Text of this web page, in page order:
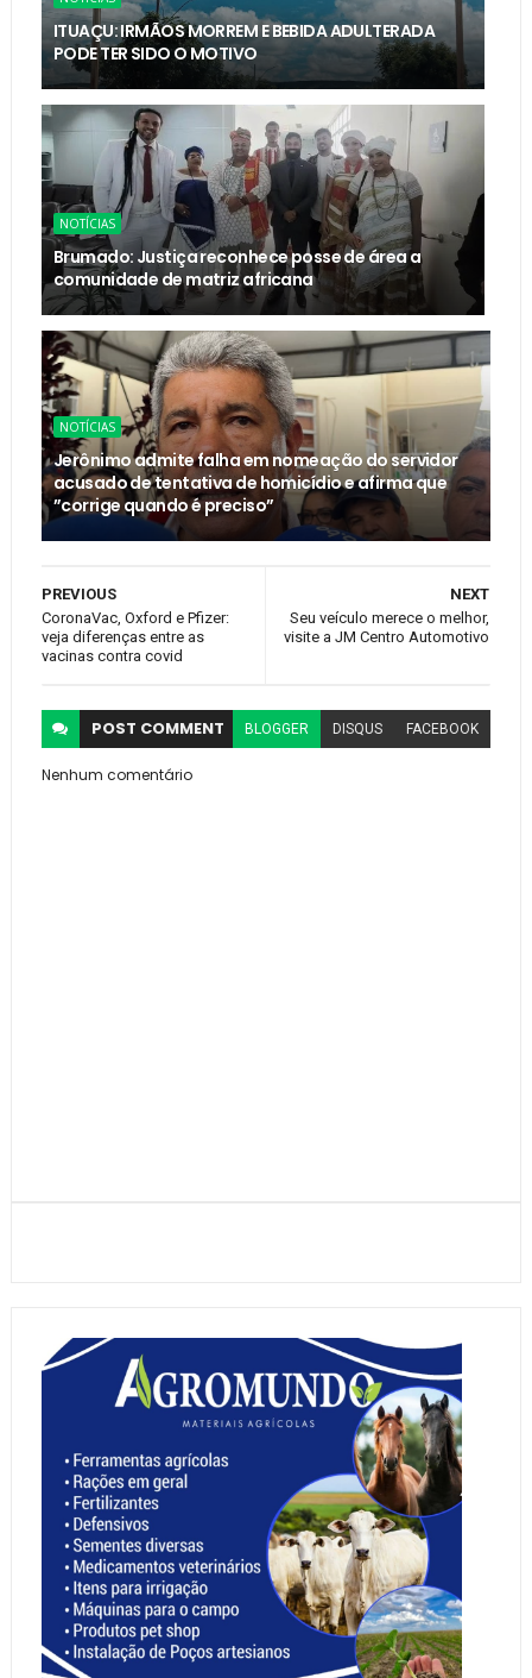
ITUAÇU: IRMÃOS MORREM E BEBIDA ADULTERADA
PODE TER SIDO O MOTIVO
NOTÍCIAS
Brumado: Justiça reconhece posse de área a
comunidade de matriz africana
NOTÍCIAS
Jerônimo admite falha em nomeação do servidor
acusado de tentativa de homicídio e afirma que
”corrige quando é preciso”
NEXT
Seu veículo merece o melhor,
visite a JM Centro Automotivo
PREVIOUS
CoronaVac, Oxford e Pfizer:
veja diferenças entre as
vacinas contra covid
POST COMMENT BLOGGER DISQUS FACEBOOK
Nenhum comentário